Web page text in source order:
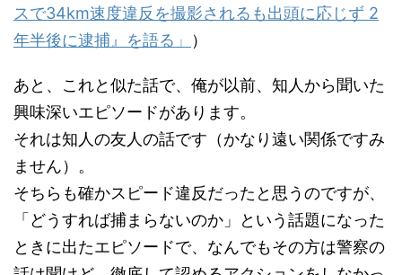
スで34km速度違反を撮影されるも出頭に応じず 2
年半後に逮捕』を語る」
）
あと、これと似た話で、俺が以前、知人から聞いた
興味深いエピソードがあります。
それは知人の友人の話です（かなり遠い関係ですみ
ません）。
そちらも確かスピード違反だったと思うのですが、
「どうすれば捕まらないのか」という話題になった
ときに出たエピソードで、なんでもその方は警察の